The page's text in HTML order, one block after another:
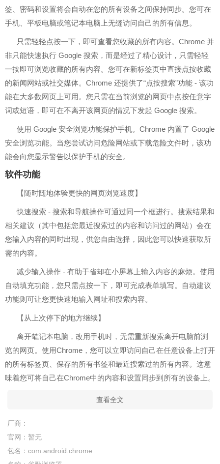
签、密码和设置将会自动在您的所有设备之间保持同步。您可在
手机、平板电脑或笔记本电脑上无缝访问自己的所有信息。
只需轻轻点按一下，即可查看您收藏的所有内容。Chrome 并
非只能快速执行 Google 搜索，而是经过了精心设计，只需轻轻
一按即可浏览收藏的所有内容。您可在新标签页中直接点按收藏
的新闻网站或社交媒体。Chrome 还提供了“点按搜索”功能 - 该功
能在大多数网页上可用。您只需在当前浏览的网页中点按任意字
词或短语，即可在不离开该网页的情况下发起 Google 搜索。
使用 Google 安全浏览功能保护手机。Chrome 内置了 Google
安全浏览功能。当您尝试访问危险网站或下载危险文件时，该功
能会向您显示警告以保护手机的安全。
软件功能
【随时随地体验更快的网页浏览速度】
快速搜索 - 搜索和导航操作可通过同一个框进行。搜索结果和
相关建议（其中包括您最近搜索过的内容和访问过的网站）会在
您输入内容的同时出现，供您自由选择，因此您可以快速获取所
需的内容。
减少输入操作 - 有助于省却在小屏幕上输入内容的麻烦。使用
自动填充功能，您只需点按一下，即可完成表单填写。自动建议
功能则可让您更快速地输入网址和搜索内容。
【从上次停下的地方继续】
离开笔记本电脑，改用手机时，无需重新搜索离开电脑前浏
览的网页。使用Chrome，您可以立即访问自己在任意设备上打开
的所有标签页、保存的所有书签和最近搜索过的所有内容。这意
味着您可将自己在Chrome中的内容和设置同步到所有的设备上。
查看全文
厂商：
官网： 暂无
包名： com.android.chrome